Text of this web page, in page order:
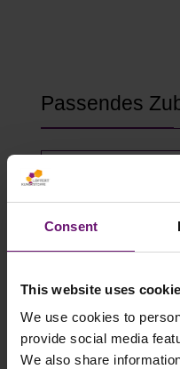
Consent
This website uses
We use cookies to
provide social media
We also share
Produktgalerie
Passendes